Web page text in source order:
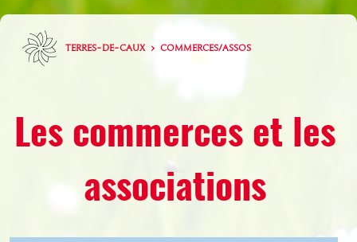
TERRES-DE-CAUX > COMMERCES/ASSOS
Les commerces et les
associations